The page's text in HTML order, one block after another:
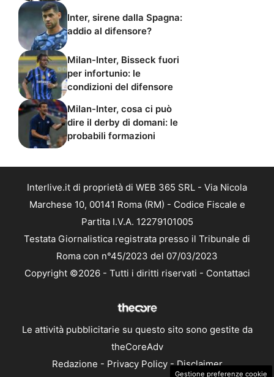
Inter, sirene dalla Spagna:
addio al difensore?
Milan-Inter, Bisseck fuori
per infortunio: le
condizioni del difensore
Milan-Inter, cosa ci può
dire il derby di domani: le
probabili formazioni
Interlive.it di proprietà di WEB 365 SRL - Via Nicola
Marchese 10, 00141 Roma (RM) - Codice Fiscale e
Partita I.V.A. 12279101005
Testata Giornalistica registrata presso il Tribunale di
Roma con n°45/2023 del 07/03/2023
Copyright ©2026 - Tutti i diritti riservati - Contattaci
Le attività pubblicitarie su questo sito sono gestite da
theCoreAdv
Redazione - Privacy Policy-Disclaimer
Gestione preferenze cookie